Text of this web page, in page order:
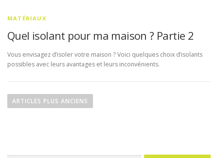
MATÉRIAUX
Quel isolant pour ma maison ? Partie 2
Vous envisagez d’isoler votre maison ? Voici quelques choix d’isolants
possibles avec leurs avantages et leurs inconvénients.
aARTICLES PLUS ANCIENS